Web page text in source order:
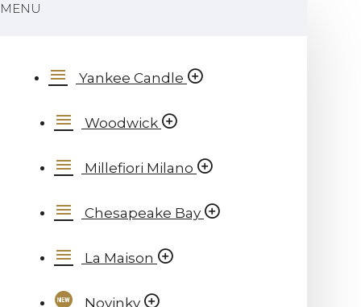
MENU
Yankee Candle
Woodwick
Millefiori Milano
Chesapeake Bay
La Maison
Novinky